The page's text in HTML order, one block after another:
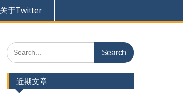
关于Twitter
Search
for:
近期文章